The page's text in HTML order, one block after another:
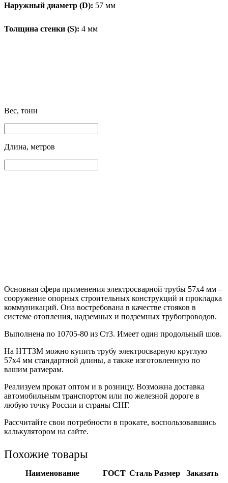
Наружный диаметр (D): 57 мм
Толщина стенки (S): 4 мм
Вес, тонн
Длина, метров
Основная сфера применения электросварной трубы 57х4 мм –
сооружение опорных строительных конструкций и прокладка
коммуникаций. Она востребована в качестве стояков в
системе отопления, надземных и подземных трубопроводов.
Выполнена по 10705-80 из Ст3. Имеет один продольный шов.
На НТТЗМ можно купить трубу электросварную круглую
57х4 мм стандартной длины, а также изготовленную по
вашим размерам.
Реализуем прокат оптом и в розницу. Возможна доставка
автомобильным транспортом или по железной дороге в
любую точку России и страны СНГ.
Рассчитайте свои потребности в прокате, воспользовавшись
калькулятором на сайте.
Похожие товары
Наименование ГОСТ Сталь Размер
Заказать